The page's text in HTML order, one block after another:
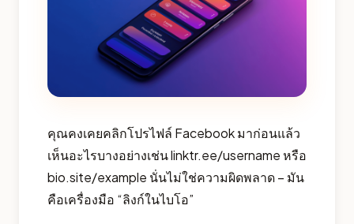
คุณคงเคยคลิกโปรไฟล์ Facebook มาก่อนแล้ว
เห็นอะไรบางอย่างเช่น linktr.ee/username หรือ
bio.site/example นั่นไม่ใช่ความผิดพลาด – มัน
คือเครื่องมือ “ลิงก์ในไบโอ”